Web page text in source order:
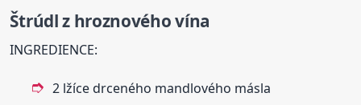
Štrúdl z hroznového vína
INGREDIENCE:
2 lžíce drceného mandlového másla